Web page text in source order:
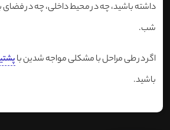
داشته باشید، چه در محیط داخلی، چه در فضای
شب.
اگر در طی مراحل با مشکلی مواجه شدین با
باشید.